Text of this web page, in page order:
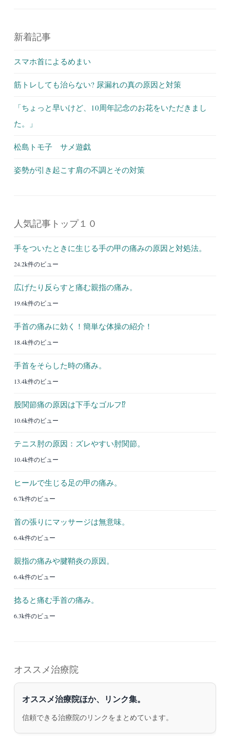
新着記事
スマホ首によるめまい
筋トレしても治らない? 尿漏れの真の原因と対策
「ちょっと早いけど、10周年記念のお花をいただきまし
た。」
松島トモ子 サメ遊戯
姿勢が引き起こす肩の不調とその対策
人気記事トップ１０
手をついたときに生じる手の甲の痛みの原因と対処法。
24.2k件のビュー
広げたり反らすと痛む親指の痛み。
19.6k件のビュー
手首の痛みに効く！簡単な体操の紹介！
18.4k件のビュー
手首をそらした時の痛み。
13.4k件のビュー
股関節痛の原因は下手なゴルフ⁉︎
10.6k件のビュー
テニス肘の原因：ズレやすい肘関節。
10.4k件のビュー
ヒールで生じる足の甲の痛み。
6.7k件のビュー
首の張りにマッサージは無意味。
6.4k件のビュー
親指の痛みや腱鞘炎の原因。
6.4k件のビュー
捻ると痛む手首の痛み。
6.3k件のビュー
オススメ治療院
オススメ治療院ほか、リンク集。
信頼できる治療院のリンクをまとめています。